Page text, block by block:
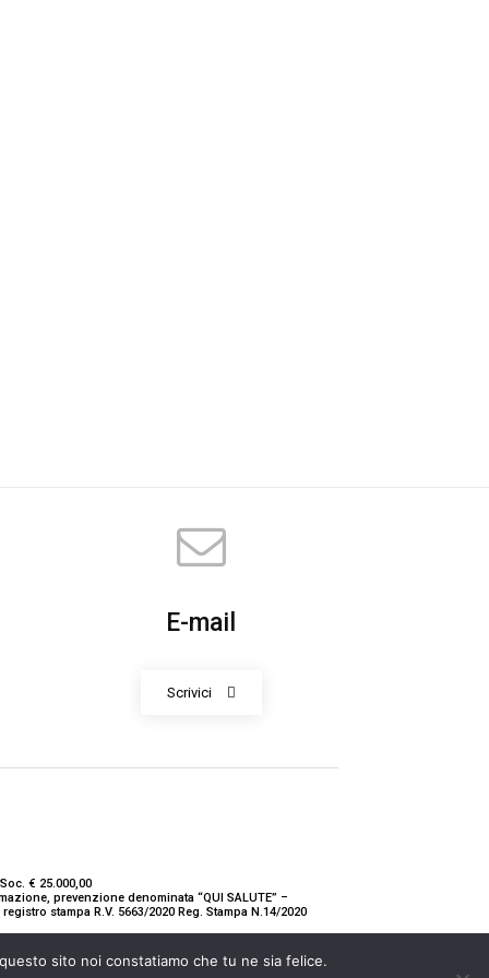
E-mail
Scrivici
€ 25.000,00
prevenzione denominata “QUI SALUTE” –
stampa R.V. 5663/2020 Reg. Stampa N.14/2020
sito noi constatiamo che tu ne sia felice.